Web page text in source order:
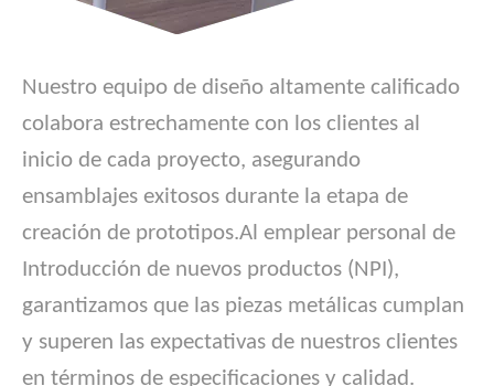
Nuestro equipo de diseño altamente calificado
colabora estrechamente con los clientes al
inicio de cada proyecto, asegurando
ensamblajes exitosos durante la etapa de
creación de prototipos.Al emplear personal de
Introducción de nuevos productos (NPI),
garantizamos que las piezas metálicas cumplan
y superen las expectativas de nuestros clientes
en términos de especificaciones y calidad.